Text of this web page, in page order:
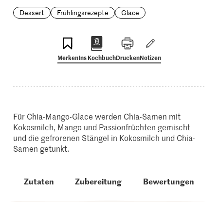
Dessert
Frühlingsrezepte Glace
MerkenIns KochbuchDruckenNotizen
Für Chia-Mango-Glace werden Chia-Samen mit
Kokosmilch, Mango und Passionfrüchten gemischt
und die gefrorenen Stängel in Kokosmilch und Chia-
Samen getunkt.
Zutaten Zubereitung Bewertungen